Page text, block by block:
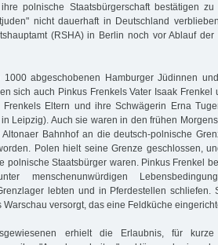
polnische Staatsbürgerschaft bestätigen
nicht dauerhaft in Deutschland
(RSHA) in Berlin noch vor Ablauf
1000 abgeschobenen Hamburger Jüdinnen
sich auch Pinkus Frenkels Vater Isaak Frenkel
Frenkels Eltern und ihre Schwägerin Erna
Leipzig). Auch sie waren in den frühen
Bahnhof an die deutsch-polnische
Polen hielt seine Grenze geschlossen,
polnische Staatsbürger waren. Pinkus Frenkel
menschenunwürdigen
lebten und in Pferdestellen schliefen.
Warschau versorgt, das eine Feldküche
erhielt die Erlaubnis, für